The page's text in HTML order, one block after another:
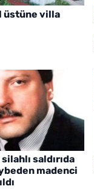
üstüne villa
saldırıda
madenci